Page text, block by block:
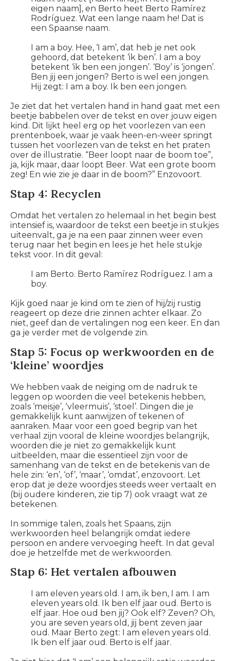
eigen naam], en Berto heet Berto Ramírez
Rodríguez. Wat een lange naam he! Dat is
een Spaanse naam.
I am a boy. Hee, ‘I am’, dat heb je net ook
gehoord, dat betekent ‘ik ben’.
I am a boy
betekent ‘ik ben een jongen’. ‘Boy’ is ‘jongen’.
Ben jij een jongen? Berto is wel een jongen.
Hij zegt:
I am a boy. Ik ben een jongen.
Je ziet dat het vertalen hand in hand gaat met een
beetje babbelen over de tekst en over jouw eigen
kind. Dit lijkt heel erg op het voorlezen van een
prentenboek, waar je vaak heen-en-weer springt
tussen het voorlezen van de tekst en het praten
over de illustratie. “Beer loopt naar de boom toe”,
ja, kijk maar, daar loopt Beer. Wat een grote boom
zeg! En wie zie je daar in de boom?” Enzovoort.
Stap 4: Recyclen
Omdat het vertalen zo helemaal in het begin best
intensief is, waardoor de tekst een beetje in stukjes
uiteenvalt, ga je na een paar zinnen weer even
terug naar het begin en lees je het hele stukje
tekst voor. In dit geval:
I am Berto. Berto Ramírez Rodríguez. I am a
boy.
Kijk goed naar je kind om te zien of hij/zij rustig
reageert op deze drie zinnen achter elkaar. Zo
niet, geef dan de vertalingen nog een keer. En dan
ga je verder met de volgende zin.
Stap 5: Focus op werkwoorden en de
‘kleine’ woordjes
We hebben vaak de neiging om de nadruk te
leggen op woorden die veel betekenis hebben,
zoals ‘meisje’, ‘vleermuis’, ‘stoel’. Dingen die je
gemakkelijk kunt aanwijzen of tekenen of
aanraken. Maar voor een goed begrip van het
verhaal zijn vooral de kleine woordjes belangrijk,
woorden die je niet zo gemakkelijk kunt
uitbeelden, maar die essentieel zijn voor de
samenhang van de tekst en de betekenis van de
hele zin: ‘en’, ‘of’, ‘maar’, ‘omdat’, enzovoort. Let
erop dat je deze woordjes steeds weer vertaalt en
(bij oudere kinderen, zie tip 7) ook vraagt wat ze
betekenen.
In sommige talen, zoals het Spaans, zijn
werkwoorden heel belangrijk omdat iedere
persoon en andere vervoeging heeft. In dat geval
doe je hetzelfde met de werkwoorden.
Stap 6: Het vertalen afbouwen
I am eleven years old. I am, ik ben, I am. I am
eleven years old. Ik ben elf jaar oud. Berto is
elf jaar. Hoe oud ben jij? Ook elf? Zeven? Oh,
you are seven years old , jij bent zeven jaar
oud. Maar Berto zegt: I am eleven years old.
Ik ben elf jaar oud. Berto is elf jaar.